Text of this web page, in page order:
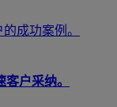
成功案例。
户采纳。